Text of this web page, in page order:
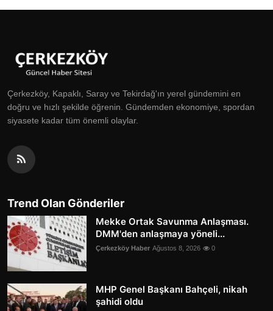
Çerkezköy, Kapaklı, Saray ve Tekirdağ'ın yerel gündemini en
doğru ve hızlı şekilde öğrenin. Gündemden ekonomiye, spordan
siyasete kadar tüm önemli olaylar.
Trend Olan Gönderiler
Mekke Ortak Savunma Anlaşması.
DMM'den anlaşmaya yöneli...
Çerkezköy Haber Ağustos 8, 2026 0
MHP Genel Başkanı Bahçeli, nikah
şahidi oldu